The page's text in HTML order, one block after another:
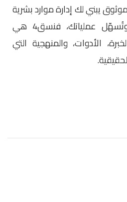
يبني لك إدارة موارد بشرية
احترافية تدعم نموك وتُسهّل عملياتك، فنسق4 هي
الأدوات، والمنهجية التي